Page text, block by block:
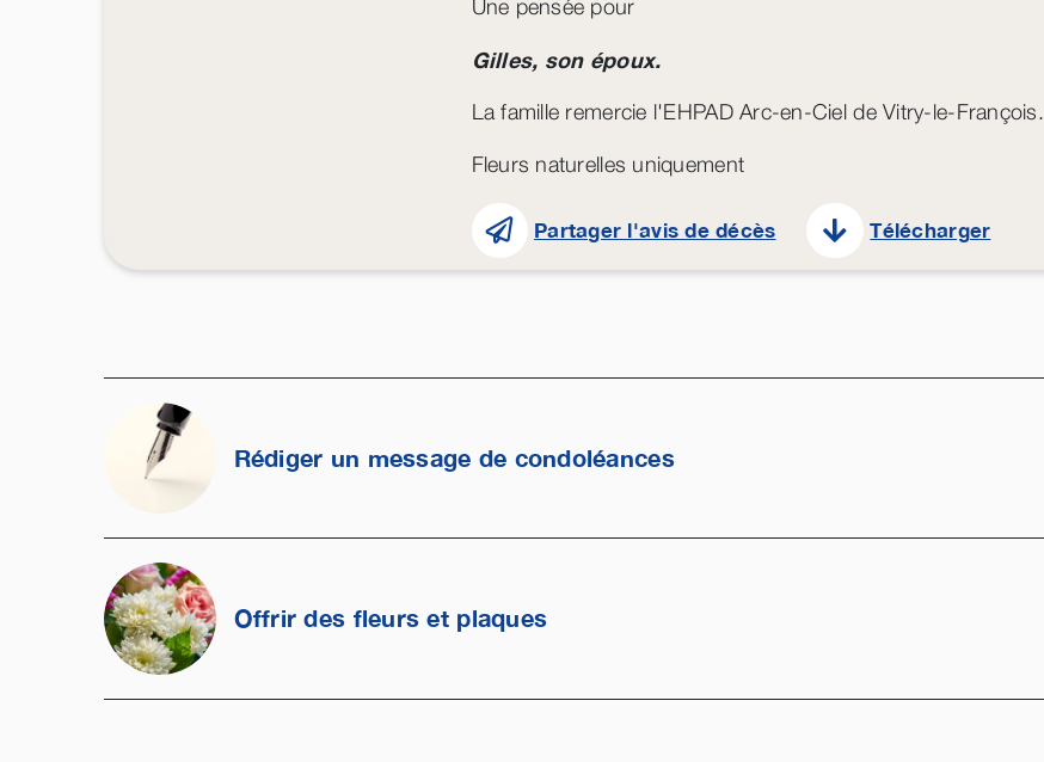
Une pensée pour
Gilles, son époux.
La famille remercie l'EHPAD Arc-en-Ciel de Vitry-le-François.
Fleurs naturelles uniquement
Partager l'avis de décès Télécharger
Rédiger un message de condoléances
Offrir des fleurs et plaques